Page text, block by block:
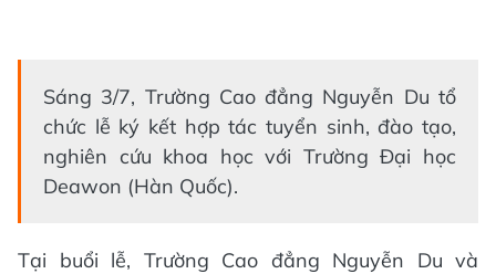
Sáng 3/7, Trường Cao đẳng Nguyễn Du tổ
chức lễ ký kết hợp tác tuyển sinh, đào tạo,
nghiên cứu khoa học với Trường Đại học
Deawon (Hàn Quốc).
Tại buổi lễ, Trường Cao đẳng Nguyễn Du và